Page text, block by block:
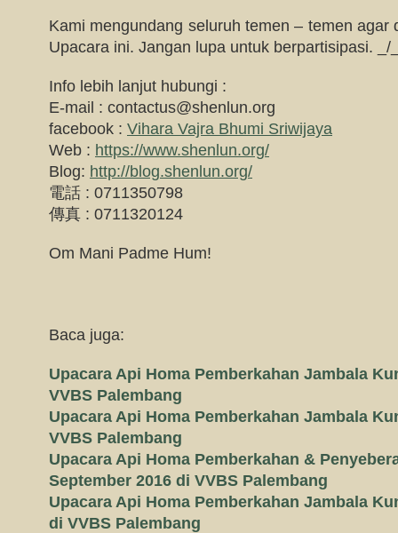
Kami mengundang seluruh temen – temen agar
Upacara ini. Jangan lupa untuk berpartisipasi. _/
Info lebih lanjut hubungi :
E-mail : contactus@shenlun.org
facebook : Vihara Vajra Bhumi Sriwijaya
Web : https://www.shenlun.org/
Blog: http://blog.shenlun.org/
電話 : 0711350798
傳真 : 0711320124
Om Mani Padme Hum!
Baca juga:
Upacara Api Homa Pemberkahan Jambala
VVBS Palembang
Upacara Api Homa Pemberkahan Jambala
VVBS Palembang
Upacara Api Homa Pemberkahan &
September 2016 di VVBS Palembang
Upacara Api Homa Pemberkahan Jambala
di VVBS Palembang